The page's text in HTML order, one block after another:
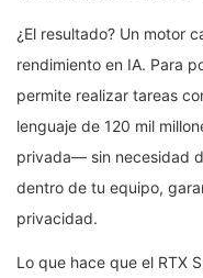
¿El resultado? Un motor
rendimiento en IA. Para
permite realizar tareas
lenguaje de 120 mil
privada— sin necesidad
dentro de tu equipo,
privacidad.
Lo que hace que el RTX